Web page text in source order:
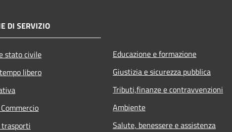
DI SERVIZIO
stato civile
libero
Educazione e formazione
Giustizia e sicurezza pubblica
Tributi,finanze e contravvenzioni
Ambiente
Salute, benessere e assistenza